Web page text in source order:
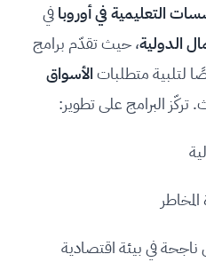
التعليمية في أوروبافي
الدولية، حيث تقدّم برامج
لتلبية متطلباتالأسواق
تركّز البرامج على تطوير:
في بيئة اقتصادية